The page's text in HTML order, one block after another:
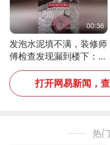
00:36
发泡水泥填不满，装修师
傅检查发现漏到楼下：出
风口未延伸到外墙
打开网易新闻，
热